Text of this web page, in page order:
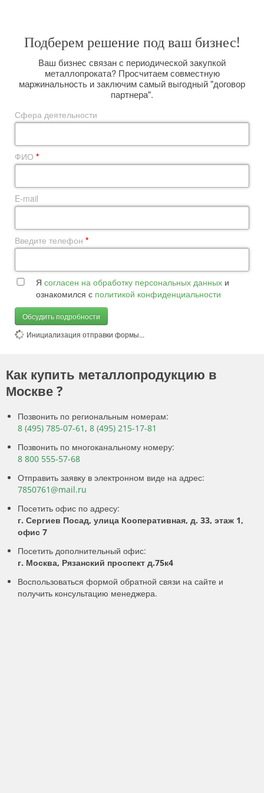
Подберем решение под ваш бизнес!
Ваш бизнес связан с периодической закупкой
металлопроката? Просчитаем совместную
маржинальность и заключим самый выгодный "договор
партнера".
Сфера деятельности
ФИО *
E-mail
Введите телефон *
Я согласен на обработку персональных данных и
ознакомился с политикой конфиденциальности
Обсудить подробности
Инициализация отправки формы...
Как купить металлопродукцию в
Москве ?
Позвонить по региональным номерам:
8 (495) 785-07-61 , 8 (495) 215-17-81
Позвонить по многоканальному номеру:
8 800 555-57-68
Отправить заявку в электронном виде на адрес:
7850761@mail.ru
Посетить офис по адресу:
г. Сергиев Посад, улица Кооперативная, д. 33, этаж 1,
офис 7
Посетить дополнительный офис:
г. Москва, Рязанский проспект д.75к4
Воспользоваться формой обратной связи на сайте и
получить консультацию менеджера.